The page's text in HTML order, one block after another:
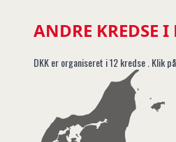
ANDRE KREDSE I
DKK er organiseret i 12 kredse . Klik